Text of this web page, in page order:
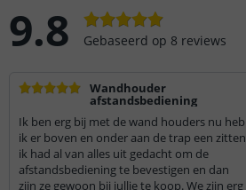
9.8 Gebaseerd op 8 reviews
Wandhouder
afstandsbediening
Ik ben erg bij met de wand houders nu heb
ik er boven en onder aan de trap een zitten
ik had al van alles uit gedacht om de
afstandsbediening te bevestigen en dan
zijn ze gewoon bij jullie te koop. We zijn erg